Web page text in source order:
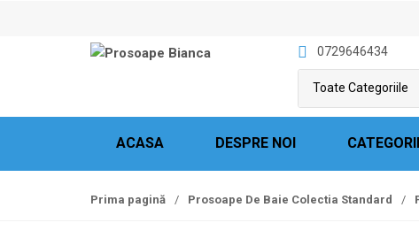
o
o
0729646434
ACASA DESPRE NOI
Prima pagină / Prosoape De Baie Colectia Standard /